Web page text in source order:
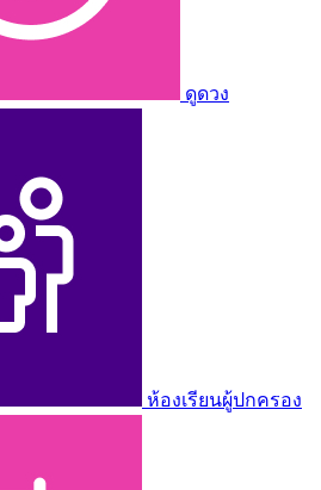
ดูดวง
ห้องเรียนผู้ปกครอง